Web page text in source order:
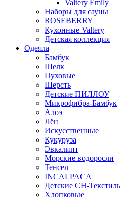
Valtery Emily
Наборы для сауны
ROSEBERRY
Кухонные Valtery
Детская коллекция
Одеяла
Бамбук
Шелк
Пуховые
Шерсть
Детские ПИЛЛОУ
Микрофибра-Бамбук
Алоэ
Лён
Искусственные
Кукуруза
Эвкалипт
Морские водоросли
Тенсел
INCALPACA
Детские СН-Текстиль
Хлопковые